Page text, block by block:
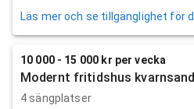
Läs mer och se tillgänglighet för
10 000 - 15 000 kr per vecka
Modernt fritidshus
4 sängplatser